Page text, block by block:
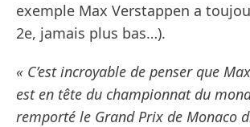
exemple Max Verstappen a
2e, jamais plus bas…).
« C’est incroyable de penser que
est en tête du championnat du
remporté le Grand Prix de Monaco